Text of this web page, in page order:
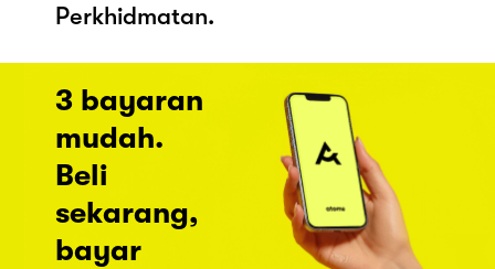
Perkhidmatan.
3 bayaran
mudah.
Beli
sekarang,
bayar